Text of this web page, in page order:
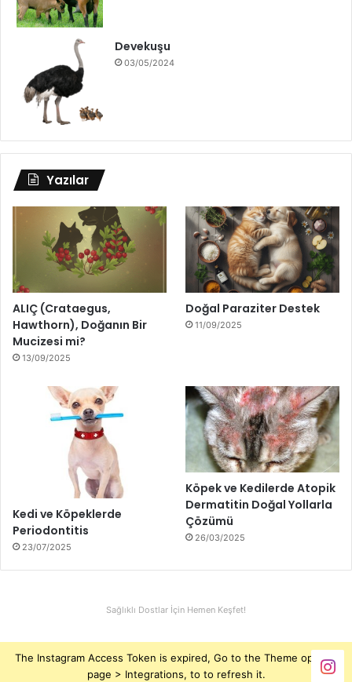
Devekuşu
03/05/2024
Yazılar
ALIÇ (Crataegus,
Hawthorn), Doğanın Bir
Mucizesi mi?
13/09/2025
Doğal Paraziter Destek
11/09/2025
Kedi ve Köpeklerde
Periodontitis
23/07/2025
Köpek ve Kedilerde Atopik
Dermatitin Doğal Yollarla
Çözümü
26/03/2025
Sağlıklı Dostlar İçin Hemen Keşfet!
The Instagram Access Token is expired, Go to the Theme options
page > Integrations, to to refresh it.